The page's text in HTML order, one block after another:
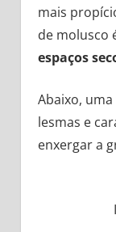
mais
de molusco
espaços
Abaixo,
lesmas e
enxergar a